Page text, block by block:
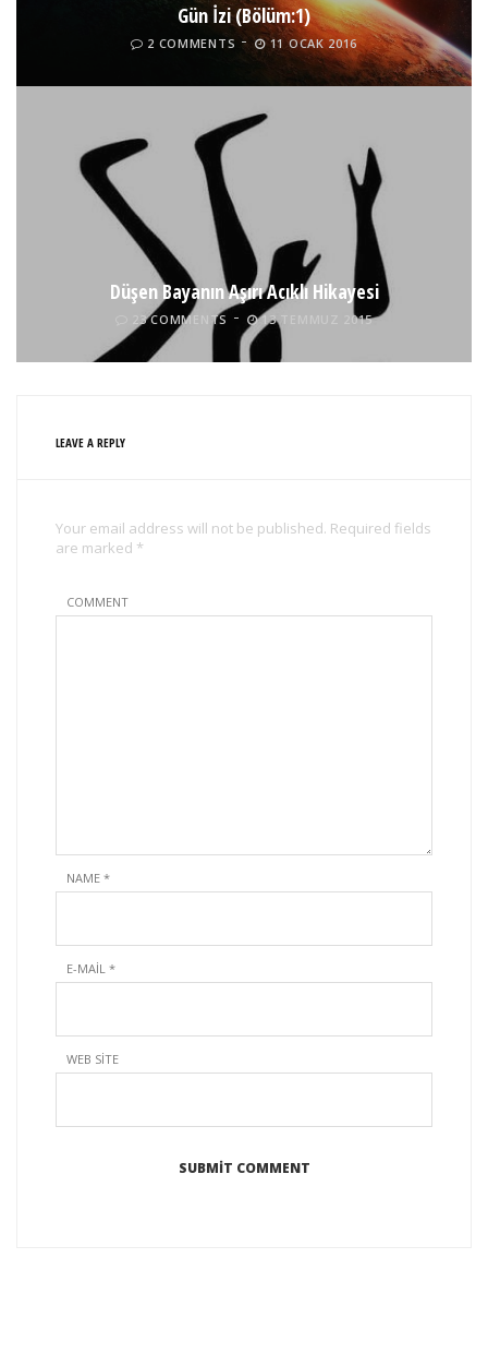
Gün İzi (Bölüm:1)
2 COMMENTS 11 OCAK 2016
Düşen Bayanın Aşırı Acıklı Hikayesi
23 COMMENTS 13 TEMMUZ 2015
LEAVE A REPLY
Your email address will not be published. Required fields
are marked *
COMMENT
NAME *
E-MAIL *
WEB SITE